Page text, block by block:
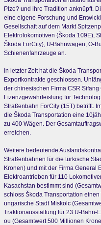
Plze? und ihre Tradition anknüpft.
eine eigene Forschung und
Gesellschaft auf dem Markt
Elektrolokomotiven (Škoda 109E),
Škoda ForCity), U-Bahnwagen, O-
Schienenfahrzeuge an.
In letzter Zeit hat die Škoda
Exportkontrakte geschlossen.
der chinesischen Firma CSR
Lizenzgewährleistung für
Straßenbahn ForCity (15T) betrifft.
die Škoda Transportation eine
zu 400 Wägen. Der
erreichen.
Weitere bedeutende
Straßenbahnen für die türkische
Kronen) und mit der Firma General
Elektroantrieben für 110
Kasachstan bestimmt sind
schloss Škoda Transportation
ungarische Stadt Miskolc
Traktionausstattung für 23 U-Bahn-
ou (Gesamtwert 500 Millionen